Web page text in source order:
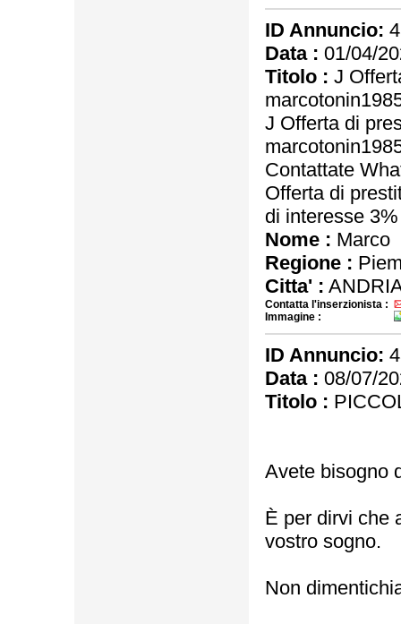
ID Annuncio:
Data : 01/04/
Titolo : J
J Offerta di
Contattate
Offerta di
di interesse
Nome : Marco
Regione :
Citta' :
Contatta l'inserzionista :
Immagine :
ID Annuncio:
Data : 08/07/
Titolo :
Avete bisogno
È per dirvi che
vostro sogno.
Non